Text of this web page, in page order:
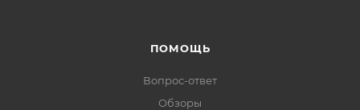
ПОМОЩЬ
Вопрос-ответ
Обзоры